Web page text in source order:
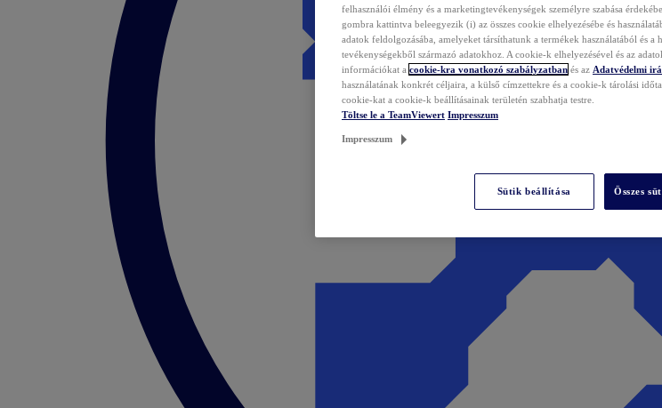
felhasználói élmény és a marketingtevékenységek személyre szabása
gombra kattintva beleegyezik (i) az összes cookie elhelyezésébe és
adatok feldolgozásába, amelyeket társíthatunk a termékek használatából és a
tevékenységekből származó adatokhoz. A cookie-k elhelyezésével és az
információkat a cookie-kra vonatkozó szabályzatban és az Adatvédelmi
használatának konkrét céljaira, a külső címzettekre és a cookie-k tárolási
cookie-kat a cookie-k beállításainak területén szabhatja testre.
Töltse le a TeamViewert Impresszum
Impresszum
Sütik beállítása Összes